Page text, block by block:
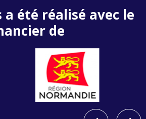
a été réalisé avec le
de